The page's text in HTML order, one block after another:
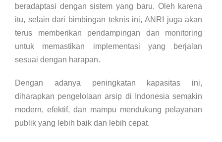
beradaptasi dengan sistem yang baru. Oleh karena
itu, selain dari bimbingan teknis ini, ANRI juga akan
terus memberikan pendampingan dan monitoring
untuk memastikan implementasi yang berjalan
sesuai dengan harapan.
Dengan adanya peningkatan kapasitas ini,
diharapkan pengelolaan arsip di Indonesia semakin
modern, efektif, dan mampu mendukung pelayanan
publik yang lebih baik dan lebih cepat.